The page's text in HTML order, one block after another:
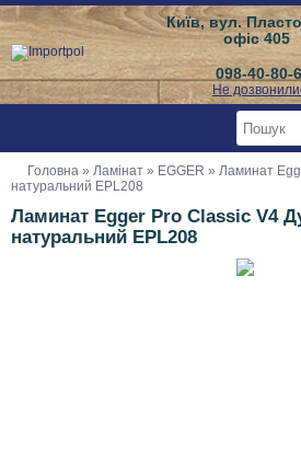
Київ, вул.
офіс 405
098-40-80-
Не
Головна » Ламінат » EGGER » Ламинат
натуральний EPL208
Ламинат Egger Pro Classic V4
натуральний EPL208